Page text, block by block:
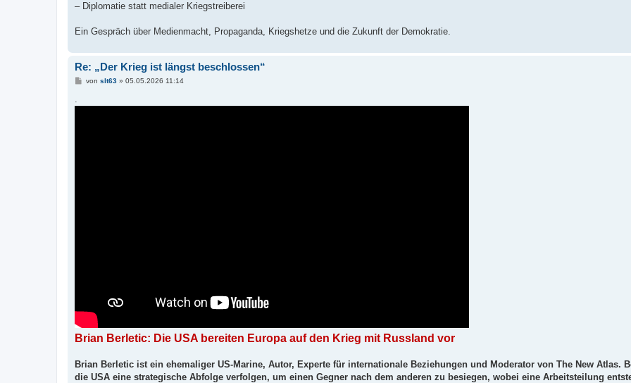
– Diplomatie statt medialer Kriegstreiberei
Ein Gespräch über Medienmacht, Propaganda, Kriegshetze und die Zukunft der Demokratie.
Re: „Der Krieg ist längst beschlossen“
B
t
von slt63» 05.05.2026 11:14
Brian Berletic: Die USA bereiten Europa auf den Krieg mit Russland vor
Brian Berletic ist ein ehemaliger US-Marine, Autor, Experte für internationale Beziehungen und Moderator von The New Atlas.
die USA eine strategische Abfolge verfolgen, um einen Gegner nach dem anderen zu besiegen, wobei eine Arbeitsteilung